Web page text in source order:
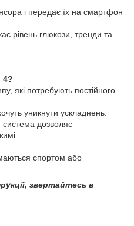
і передає їх на смартфон
рівень глюкози, тренди та
4?
які потребують постійного
уникнути ускладнень.
система дозволяє
спортом або
звертайтесь в